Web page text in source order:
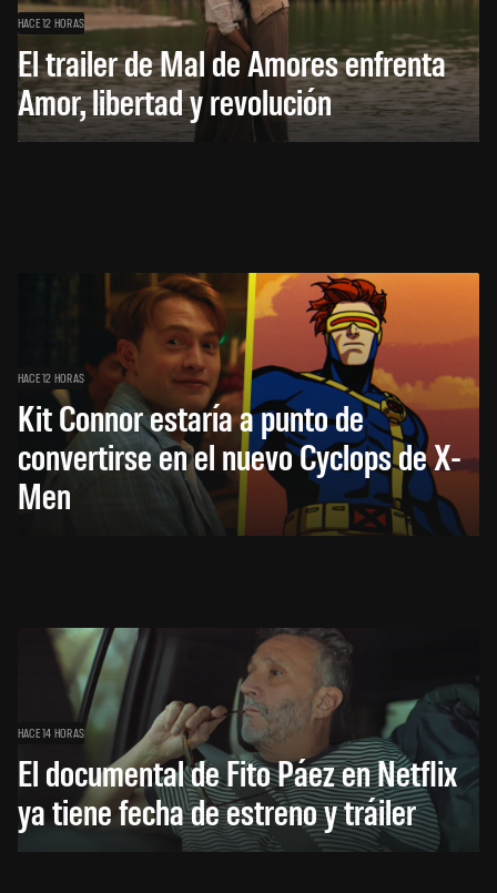
HACE 12 HORAS
El trailer de Mal de Amores enfrenta
Amor, libertad y revolución
HACE 12 HORAS
Kit Connor estaría a punto de
convertirse en el nuevo Cyclops de X-
Men
HACE 14 HORAS
El documental de Fito Páez en Netflix
ya tiene fecha de estreno y tráiler